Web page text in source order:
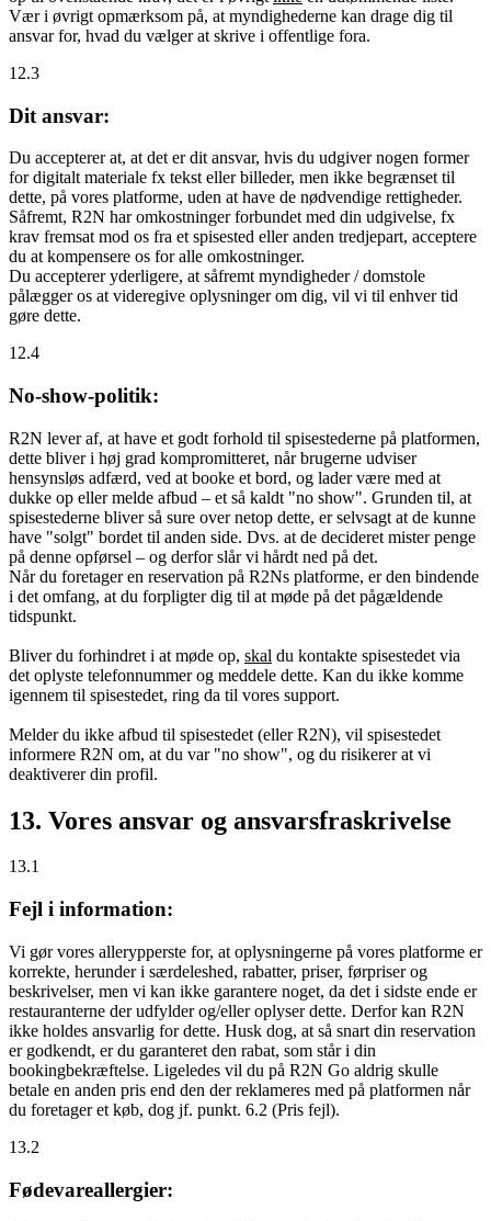
Vær i øvrigt opmærksom på, at myndighederne kan drage dig til
ansvar for, hvad du vælger at skrive i offentlige fora.
12.3
Dit ansvar:
Du accepterer at, at det er dit ansvar, hvis du udgiver nogen former
for digitalt materiale fx tekst eller billeder, men ikke begrænset til
dette, på vores platforme, uden at have de nødvendige rettigheder.
Såfremt, R2N har omkostninger forbundet med din udgivelse, fx
krav fremsat mod os fra et spisested eller anden tredjepart, acceptere
du at kompensere os for alle omkostninger.
Du accepterer yderligere, at såfremt myndigheder / domstole
pålægger os at videregive oplysninger om dig, vil vi til enhver tid
gøre dette.
12.4
No-show-politik:
R2N lever af, at have et godt forhold til spisestederne på platformen,
dette bliver i høj grad kompromitteret, når brugerne udviser
hensynsløs adfærd, ved at booke et bord, og lader være med at
dukke op eller melde afbud – et så kaldt "no show". Grunden til, at
spisestederne bliver så sure over netop dette, er selvsagt at de kunne
have "solgt" bordet til anden side. Dvs. at de decideret mister penge
på denne opførsel – og derfor slår vi hårdt ned på det.
Når du foretager en reservation på R2Ns platforme, er den bindende
i det omfang, at du forpligter dig til at møde på det pågældende
tidspunkt.
Bliver du forhindret i at møde op, skal du kontakte spisestedet via
det oplyste telefonnummer og meddele dette. Kan du ikke komme
igennem til spisestedet, ring da til vores support.
Melder du ikke afbud til spisestedet (eller R2N), vil spisestedet
informere R2N om, at du var "no show", og du risikerer at vi
deaktiverer din profil.
13. Vores ansvar og ansvarsfraskrivelse
13.1
Fejl i information:
Vi gør vores allerypperste for, at oplysningerne på vores platforme er
korrekte, herunder i særdeleshed, rabatter, priser, førpriser og
beskrivelser, men vi kan ikke garantere noget, da det i sidste ende er
restauranterne der udfylder og/eller oplyser dette. Derfor kan R2N
ikke holdes ansvarlig for dette. Husk dog, at så snart din reservation
er godkendt, er du garanteret den rabat, som står i din
bookingbekræftelse. Ligeledes vil du på R2N Go aldrig skulle
betale en anden pris end den der reklameres med på platformen når
du foretager et køb, dog jf. punkt. 6.2 (Pris fejl).
13.2
Fødevareallergier: